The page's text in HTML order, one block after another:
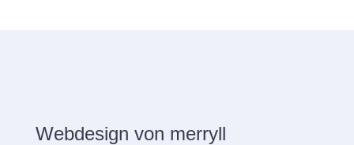
Webdesign von merryll